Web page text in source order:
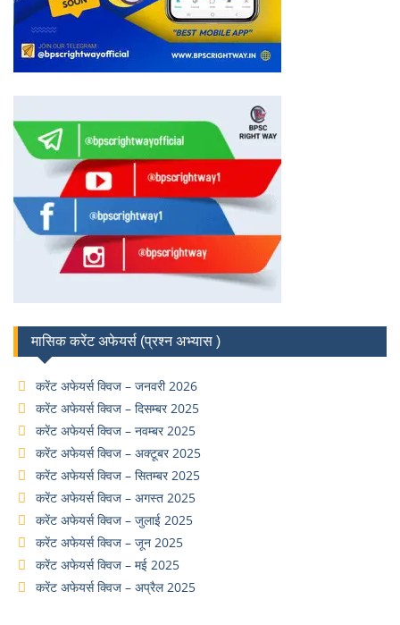
मासिक करेंट अफेयर्स (प्रश्न अभ्यास )
करेंट अफेयर्स क्विज – जनवरी 2026
करेंट अफेयर्स क्विज – दिसम्बर 2025
करेंट अफेयर्स क्विज – नवम्बर 2025
करेंट अफेयर्स क्विज – अक्टूबर 2025
करेंट अफेयर्स क्विज – सितम्बर 2025
करेंट अफेयर्स क्विज – अगस्त 2025
करेंट अफेयर्स क्विज – जुलाई 2025
करेंट अफेयर्स क्विज – जून 2025
करेंट अफेयर्स क्विज – मई 2025
करेंट अफेयर्स क्विज – अप्रैल 2025